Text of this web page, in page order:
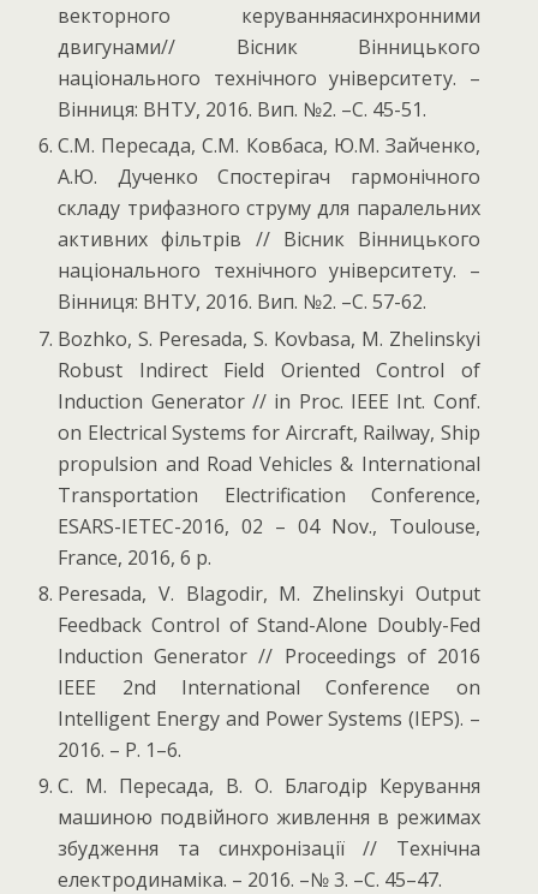
векторного керуванняасинхронними
двигунами// Вісник Вінницького
національного технічного університету. –
Вінниця: ВНТУ, 2016. Вип. №2. –С. 45-51.
С.М. Пересада, С.М. Ковбаса, Ю.М. Зайченко,
А.Ю. Дученко Спостерігач гармонічного
складу трифазного струму для паралельних
активних фільтрів // Вісник Вінницького
національного технічного університету. –
Вінниця: ВНТУ, 2016. Вип. №2. –С. 57-62.
Bozhko, S. Peresada, S. Kovbasa, M. Zhelinskyi
Robust Indirect Field Oriented Control of
Induction Generator // in Proc. IEEE Int. Conf.
on Electrical Systems for Aircraft, Railway, Ship
propulsion and Road Vehicles & International
Transportation Electrification Conference,
ESARS-IETEC-2016, 02 – 04 Nov., Toulouse,
France, 2016, 6 p.
Peresada, V. Blagodir, M. Zhelinskyi Output
Feedback Control of Stand-Alone Doubly-Fed
Induction Generator // Proceedings of 2016
IEEE 2nd International Conference on
Intelligent Energy and Power Systems (IEPS). –
2016. – P. 1–6.
С. М. Пересада, В. О. Благодір Керування
машиною подвійного живлення в режимах
збудження та синхронізації // Технічна
електродинаміка. – 2016. –№ 3. –С. 45–47.